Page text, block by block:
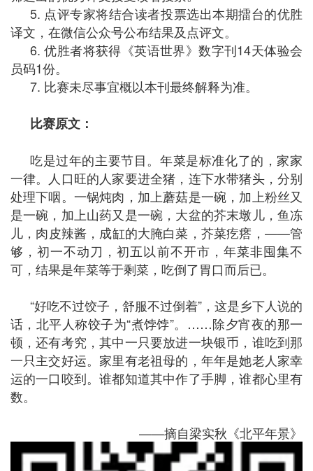
5. 点评专家将结合读者投票选出本期擂台的优胜
译文，在微信公众号公布结果及点评文。
6. 优胜者将获得《英语世界》数字刊14天体验会
员码1份。
7. 比赛未尽事宜概以本刊最终解释为准。
比赛原文：
吃是过年的主要节目。年菜是标准化了的，家家
一律。人口旺的人家要进全猪，连下水带猪头，分别
处理下咽。一锅炖肉，加上蘑菇是一碗，加上粉丝又
是一碗，加上山药又是一碗，大盆的芥末墩儿，鱼冻
儿，肉皮辣酱，成缸的大腌白菜，芥菜疙瘩，——管
够，初一不动刀，初五以前不开市，年菜非囤集不
可，结果是年菜等于剩菜，吃倒了胃口而后已。
“好吃不过饺子，舒服不过倒着”，这是乡下人说的
话，北平人称饺子为“煮饽饽”。……除夕宵夜的那一
顿，还有考究，其中一只要放进一块银币，谁吃到那
一只主交好运。家里有老祖母的，年年是她老人家幸
运的一口咬到。谁都知道其中作了手脚，谁都心里有
数。
——摘自梁实秋《北平年景》